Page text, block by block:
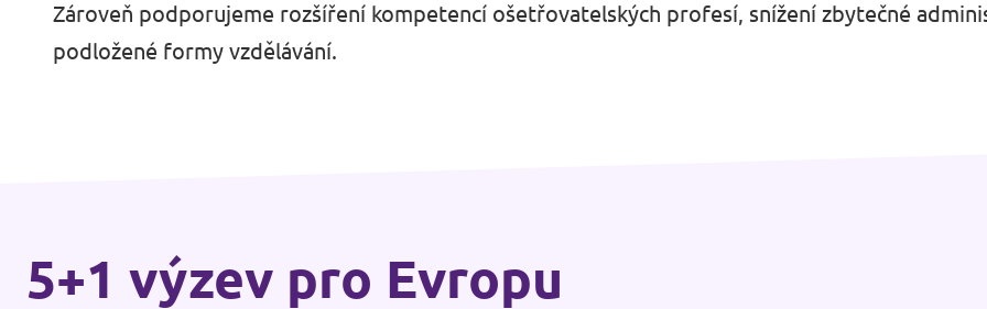
Zároveň podporujeme rozšíření kompetencí ošetřovatelských profesí, snížení zbytečné
podložené formy vzdělávání.
5+1 výzev pro Evropu